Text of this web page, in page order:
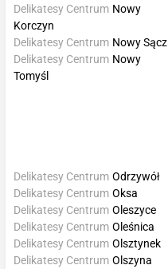
Delikatesy Centrum Nowy
Korczyn
Delikatesy Centrum Nowy Sącz
Delikatesy Centrum Nowy
Tomyśl
Delikatesy Centrum Odrzywół
Delikatesy Centrum Oksa
Delikatesy Centrum Oleszyce
Delikatesy Centrum Oleśnica
Delikatesy Centrum Olsztynek
Delikatesy Centrum Olszyna